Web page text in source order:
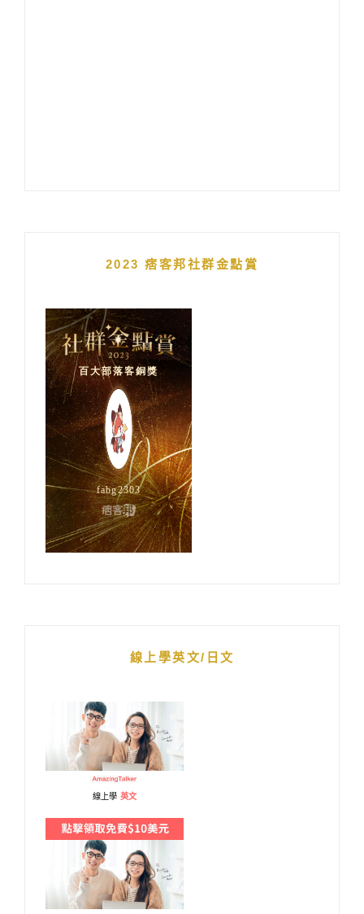
2023 痞客邦社群金點賞
線上學英文/日文
線上學 英文